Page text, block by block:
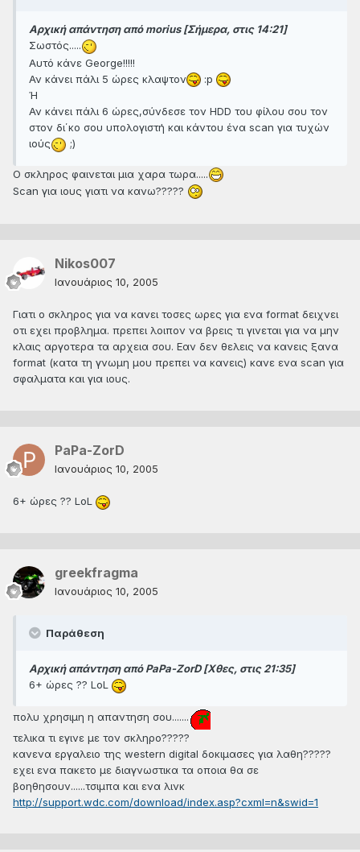
Αρχική απάντηση από morius [Σήμερα, στις 14:21]
Σωστός.....
Αυτό κάνε George!!!!!
Αν κάνει πάλι 5 ώρες κλαψτον
:p
Ή
Αν κάνει πάλι 6 ώρες,σύνδεσε τον HDD του φίλου σου τον
στον δι΄κο σου υπολογιστή και κάντου ένα scan για τυχών
ιούς
;)
Ο σκληρος φαινεται μια χαρα τωρα.....
Scan για ιους γιατι να κανω?????
Nikos007
Ιανουάριος 10, 2005
Γιατι ο σκληρος για να κανει τοσες ωρες για ενα format δειχνει
οτι εχει προβλημα. πρεπει λοιπον να βρεις τι γινεται για να μην
κλαις αργοτερα τα αρχεια σου. Εαν δεν θελεις να κανεις ξανα
format (κατα τη γνωμη μου πρεπει να κανεις) κανε ενα scan για
σφαλματα και για ιους.
PaPa-ZorD
Ιανουάριος 10, 2005
6+ ώρες ?? LoL
greekfragma
Ιανουάριος 10, 2005
Παράθεση
Αρχική απάντηση από PaPa-ZorD [Χθες, στις 21:35]
6+ ώρες ?? LoL
πολυ χρησιμη η απαντηση σου.......
τελικα τι εγινε με τον σκληρο?????
κανενα εργαλειο της western digital δοκιμασες για λαθη?????
εχει ενα πακετο με διαγνωστικα τα οποια θα σε
βοηθησουν......τσιμπα και ενα λινκ
http://support.wdc.com/download/index.asp?cxml=n&swid=1